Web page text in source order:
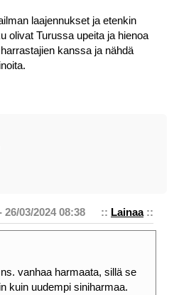
laajennukset ja etenkin
olivat Turussa upeita ja hienoa
kanssa ja nähdä
:: Lainaa::
03/2024 08:38
vanhaa harmaata, sillä se
kuin uudempi siniharmaa.